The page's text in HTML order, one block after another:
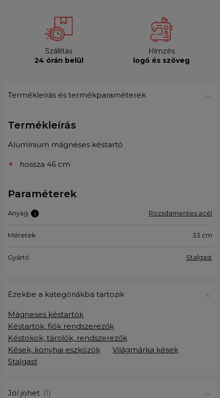
Szállítás
24 órán belül
Hímzés
logó és szöveg
Termékleírás és termékparaméterek
Termékleírás
Alumínium mágneses késtartó
hossza 46 cm
Paraméterek
Anyag Rozsdamentes acél
Méretek 33 cm
Gyártó Stalgast
Ezekbe a kategóriákba tartozik
Mágneses késtartók
Késtartók, fiók rendszerezők
Késtokok, tárolók, rendszerezők
Kések, konyhai eszközök
Világmárka kések
Stalgast
Jól jöhet (1)